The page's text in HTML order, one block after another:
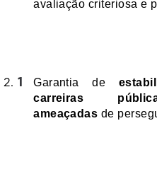
avaliação criteriosa e
Garantia de
carreiras
ameaçadas de